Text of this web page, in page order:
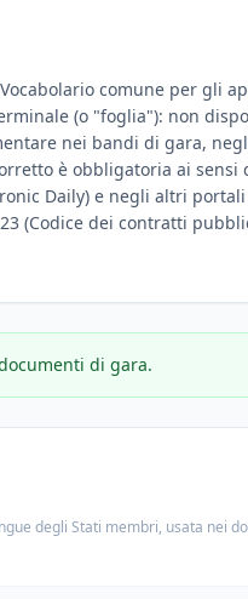
comune per gli
(o "foglia"): non
nei bandi di gara,
è obbligatoria ai sensi
Daily) e negli altri
(Codice dei contratti
di gara.
degli Stati membri, usata nei